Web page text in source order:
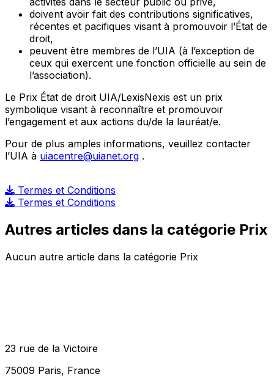
doivent avoir fait des contributions significatives,
récentes et pacifiques visant à promouvoir l’État de
droit,
peuvent être membres de l’UIA (à l’exception de
ceux qui exercent une fonction officielle au sein de
l’association).
Le Prix État de droit UIA/LexisNexis est un prix
symbolique visant à reconnaître et promouvoir
l’engagement et aux actions du/de la lauréat/e.
Pour de plus amples informations, veuillez contacter
l’UIA à uiacentre@uianet.org .
Termes et Conditions
Termes et Conditions
Autres articles dans la catégorie Prix
Aucun autre article dans la catégorie Prix
23 rue de la Victoire
75009 Paris, France